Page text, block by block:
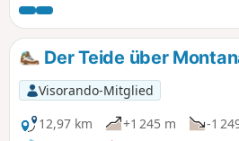
Landschaft geschaffen, die man
Insel findet. Die Landschaften
einer Reihe von Vulkankegeln, die
dominiert werden, dann an der
auftaucht, der dem Berg seinen
Der Teide über
Visorando-Mitglied
12,97 km
+1 245 m
-1